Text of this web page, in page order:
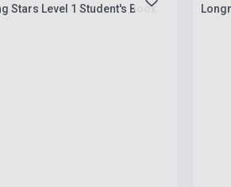
Stars Level 1 Student's Book